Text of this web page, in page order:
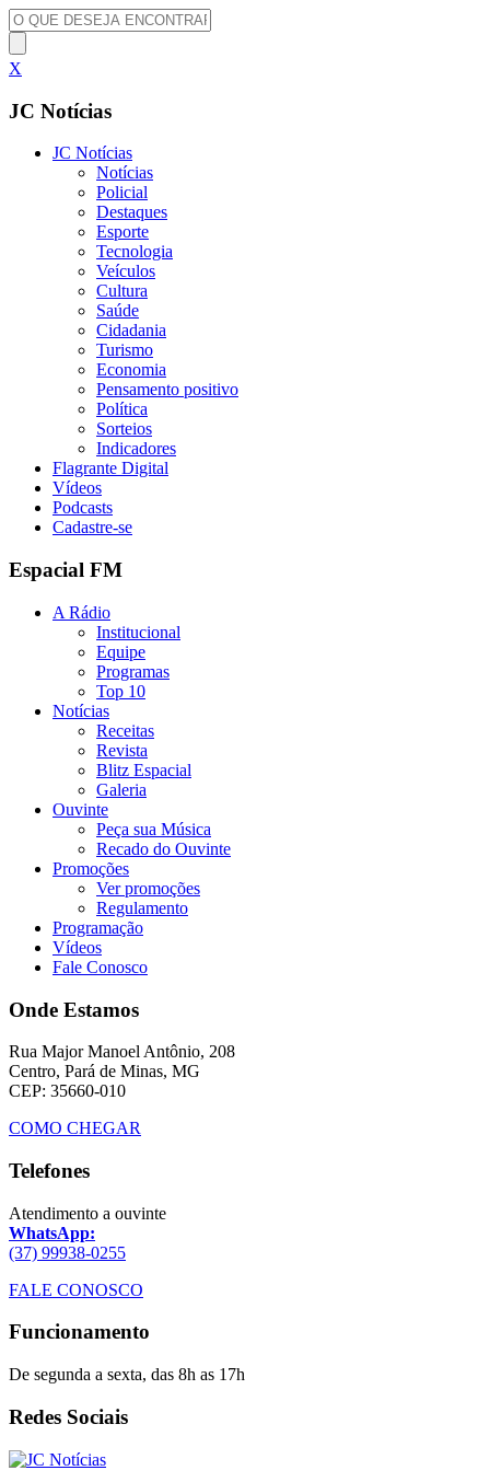
X
JC Notícias
JC Notícias
Notícias
Policial
Destaques
Esporte
Tecnologia
Veículos
Cultura
Saúde
Cidadania
Turismo
Economia
Pensamento positivo
Política
Sorteios
Indicadores
Flagrante Digital
Vídeos
Podcasts
Cadastre-se
Espacial FM
A Rádio
Institucional
Equipe
Programas
Top 10
Notícias
Receitas
Revista
Blitz Espacial
Galeria
Ouvinte
Peça sua Música
Recado do Ouvinte
Promoções
Ver promoções
Regulamento
Programação
Vídeos
Fale Conosco
Onde Estamos
Rua Major Manoel Antônio, 208
Centro, Pará de Minas, MG
CEP: 35660-010
COMO CHEGAR
Telefones
Atendimento a ouvinte
WhatsApp:
(37) 99938-0255
FALE CONOSCO
Funcionamento
De segunda a sexta, das 8h as 17h
Redes Sociais